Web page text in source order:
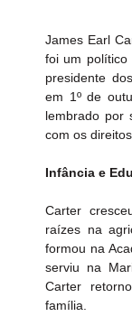
James Earl
foi um político
presidente
em 1º de
lembrado por
com os
Infância e
Carter
raízes na
formou na
serviu na
Carter
família.